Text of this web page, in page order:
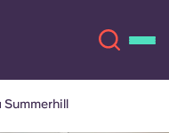
Summerhill